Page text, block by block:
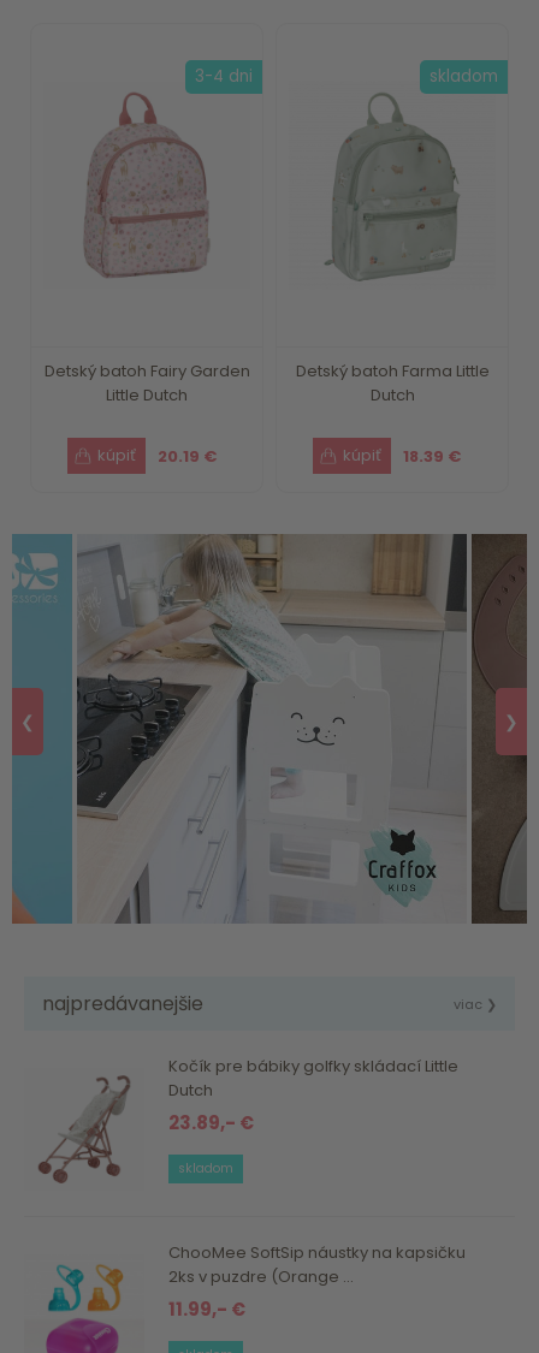
Detský batoh Fairy Garden
Little Dutch
20.19 €
3-4 dni
Detský batoh Farma Little
Dutch
18.39 €
skladom
❮ ❯
najpredávanejšie viac ❯
Kočík pre bábiky golfky skládací Little
Dutch
23.89,- €
skladom
ChooMee SoftSip náustky na kapsičku
2ks v puzdre (Orange ...
11.99,- €